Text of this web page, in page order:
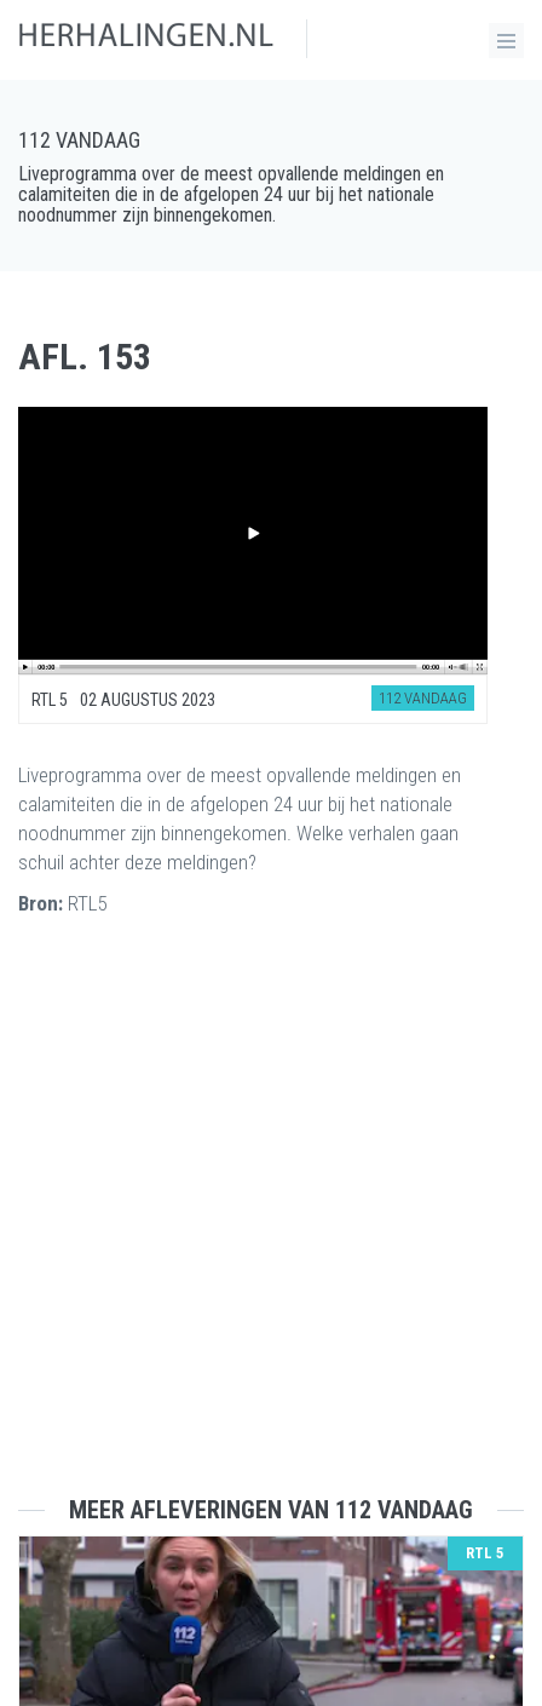
112 VANDAAG
Liveprogramma over de meest opvallende meldingen en
calamiteiten die in de afgelopen 24 uur bij het nationale
noodnummer zijn binnengekomen.
AFL. 153
RTL 5 02 AUGUSTUS 2023 112 VANDAAG
Liveprogramma over de meest opvallende meldingen en
calamiteiten die in de afgelopen 24 uur bij het nationale
noodnummer zijn binnengekomen. Welke verhalen gaan
schuil achter deze meldingen?
Bron: RTL5
MEER AFLEVERINGEN VAN 112 VANDAAG
RTL 5